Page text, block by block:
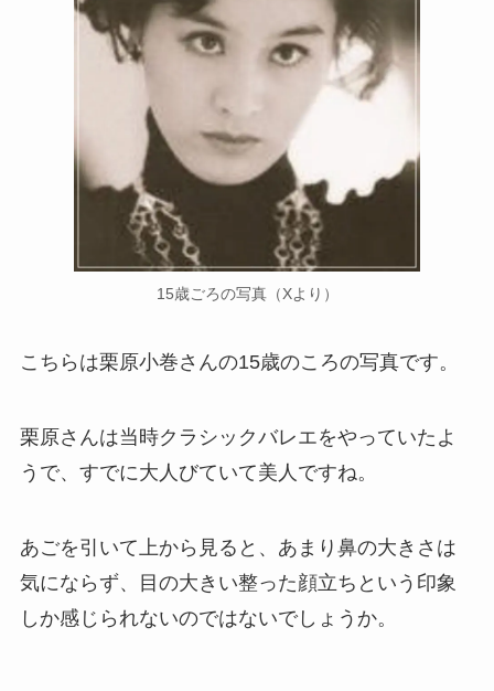
15歳ごろの写真（Xより）
こちらは栗原小巻さんの15歳のころの写真です。
栗原さんは当時クラシックバレエをやっていたよ
うで、すでに大人びていて美人ですね。
あごを引いて上から見ると、あまり鼻の大きさは
気にならず、目の大きい整った顔立ちという印象
しか感じられないのではないでしょうか。